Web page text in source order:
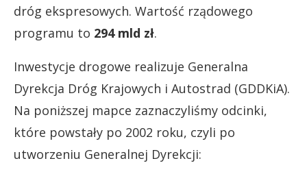
dróg ekspresowych. Wartość rządowego
programu to 294 mld zł.
Inwestycje drogowe realizuje Generalna
Dyrekcja Dróg Krajowych i Autostrad (GDDKiA).
Na poniższej mapce zaznaczyliśmy odcinki,
które powstały po 2002 roku, czyli po
utworzeniu Generalnej Dyrekcji: